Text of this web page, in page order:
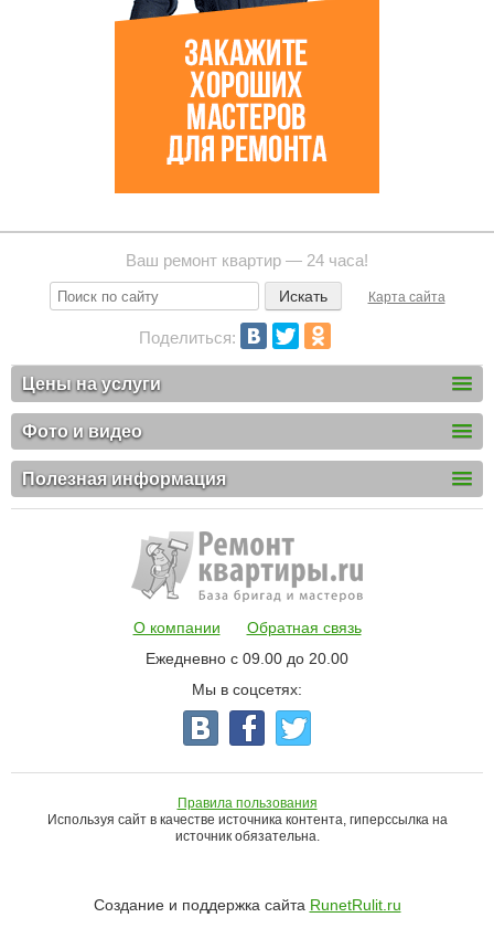
Ваш ремонт квартир — 24 часа!
Карта сайта
Поделиться:
Цены на услуги
Фото и видео
Полезная информация
О компании
Обратная связь
Ежедневно с 09.00 до 20.00
Мы в соцсетях:
Правила пользования
Используя сайт в качестве источника контента, гиперссылка на
источник обязательна.
Создание и поддержка сайта RunetRulit.ru